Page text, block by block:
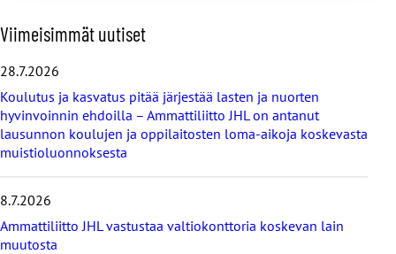
O
h
i
t
a
v
i
i
i
s
i
Viimeisimmät uutiset
28.7.2026
Koulutus ja kasvatus pitää järjestää lasten ja nuorten
hyvinvoinnin ehdoilla – Ammattiliitto JHL on antanut
lausunnon koulujen ja oppilaitosten loma-aikoja koskevasta
muistioluonnoksesta
8.7.2026
Ammattiliitto JHL vastustaa valtiokonttoria koskevan lain
muutosta